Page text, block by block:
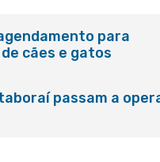
para
cães e gatos
passam a